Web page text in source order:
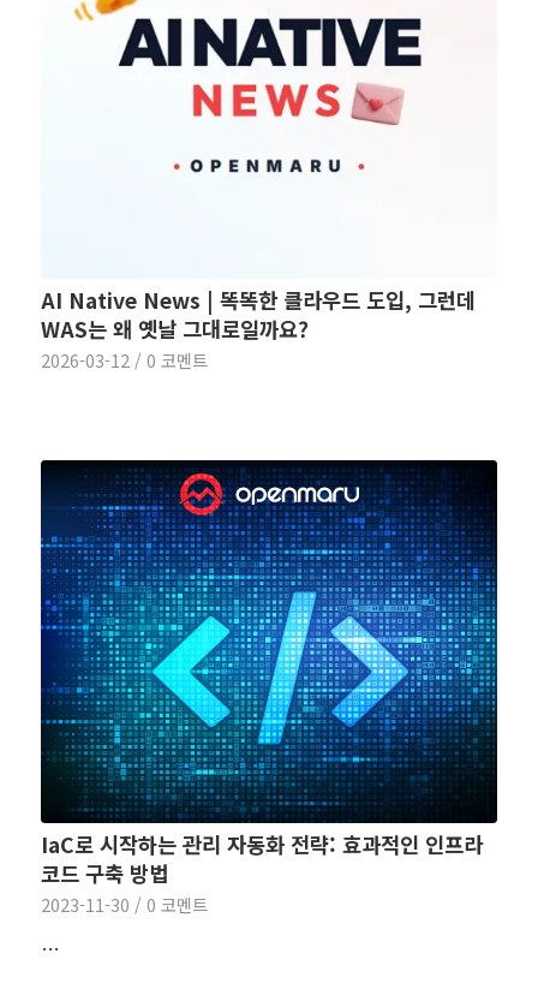
AI Native News | 똑똑한 클라우드 도입, 그런데
WAS는 왜 옛날 그대로일까요?
2026-03-12 / 0 코멘트
IaC로 시작하는 관리 자동화 전략: 효과적인 인프라
코드 구축 방법
2023-11-30 / 0 코멘트
…